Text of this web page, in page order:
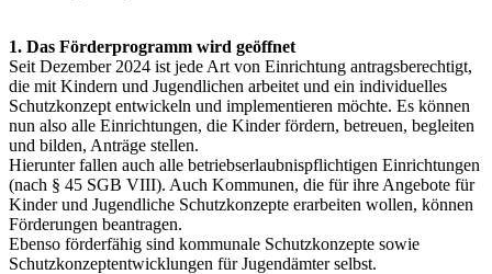
1. Das Förderprogramm wird geöffnet
Seit Dezember 2024 ist jede Art von Einrichtung antragsberechtigt,
die mit Kindern und Jugendlichen arbeitet und ein individuelles
Schutzkonzept entwickeln und implementieren möchte. Es können
nun also alle Einrichtungen, die Kinder fördern, betreuen, begleiten
und bilden, Anträge stellen.
Hierunter fallen auch alle betriebserlaubnispflichtigen Einrichtungen
(nach § 45 SGB VIII). Auch Kommunen, die für ihre Angebote für
Kinder und Jugendliche Schutzkonzepte erarbeiten wollen, können
Förderungen beantragen.
Ebenso förderfähig sind kommunale Schutzkonzepte sowie
Schutzkonzeptentwicklungen für Jugendämter selbst.